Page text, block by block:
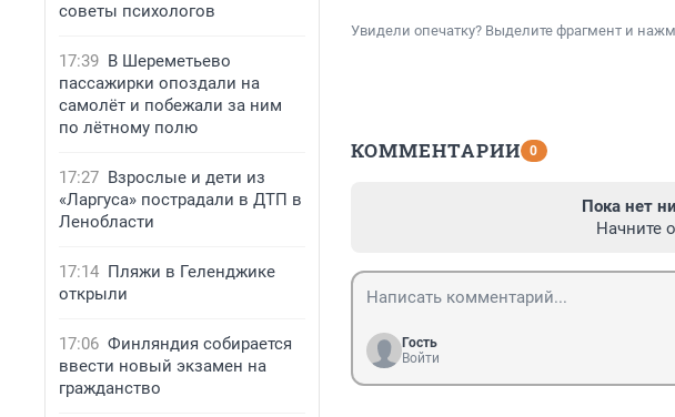
советы психологов
17:39 В Шереметьево
пассажирки опоздали на
самолёт и побежали за ним
по лётному полю
17:27 Взрослые и дети из
«Ларгуса» пострадали в ДТП в
Ленобласти
17:14 Пляжи в Геленджике
открыли
17:06 Финляндия собирается
ввести новый экзамен на
гражданство
Увидели опечатку? Выделите фрагмент и
КОММЕНТАРИИ 0
Пока нет
Начните
Гость
Войти